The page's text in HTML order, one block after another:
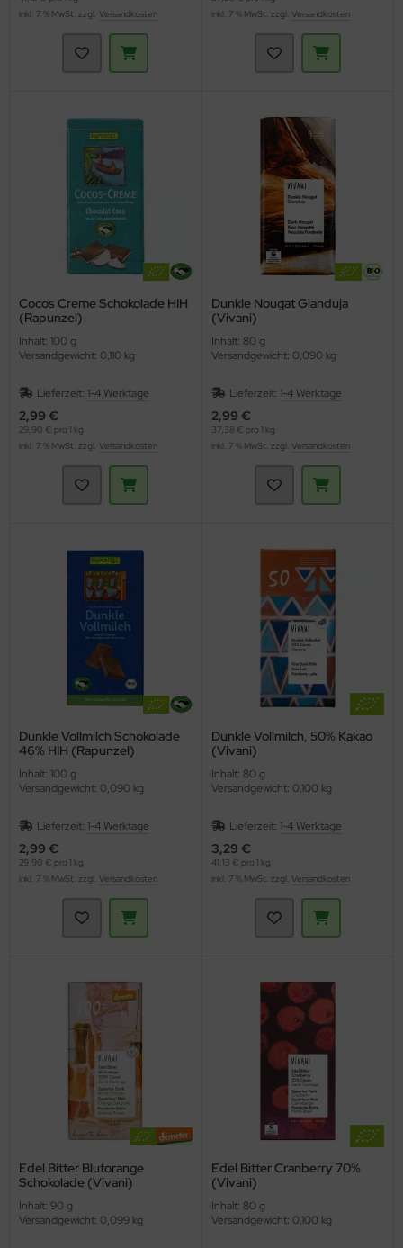
inkl. 7 % MwSt. zzgl. Versandkosten
inkl. 7 % MwSt. zzgl. Versandkosten
Cocos Creme Schokolade HIH
(Rapunzel)
Inhalt: 100 g
Versandgewicht: 0,110 kg
Lieferzeit: 1-4 Werktage
2,99 €
29,90 € pro 1 kg
inkl. 7 % MwSt. zzgl. Versandkosten
Dunkle Nougat Gianduja
(Vivani)
Inhalt: 80 g
Versandgewicht: 0,090 kg
Lieferzeit: 1-4 Werktage
2,99 €
37,38 € pro 1 kg
inkl. 7 % MwSt. zzgl. Versandkosten
Dunkle Vollmilch Schokolade
46% HIH (Rapunzel)
Inhalt: 100 g
Versandgewicht: 0,090 kg
Lieferzeit: 1-4 Werktage
2,99 €
29,90 € pro 1 kg
inkl. 7 % MwSt. zzgl. Versandkosten
Dunkle Vollmilch, 50% Kakao
(Vivani)
Inhalt: 80 g
Versandgewicht: 0,100 kg
Lieferzeit: 1-4 Werktage
3,29 €
41,13 € pro 1 kg
inkl. 7 % MwSt. zzgl. Versandkosten
Edel Bitter Blutorange
Schokolade (Vivani)
Inhalt: 90 g
Versandgewicht: 0,099 kg
Edel Bitter Cranberry 70%
(Vivani)
Inhalt: 80 g
Versandgewicht: 0,100 kg